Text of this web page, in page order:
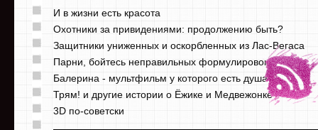
И в жизни есть красота
Охотники за привидениями: продолжению быть?
Защитники униженных и оскорбленных из Лас-Вегаса
Парни, бойтесь неправильных формулировок
Балерина - мультфильм у которого есть душа
Трям! и другие истории о Ёжике и Медвежонке
3D по-советски